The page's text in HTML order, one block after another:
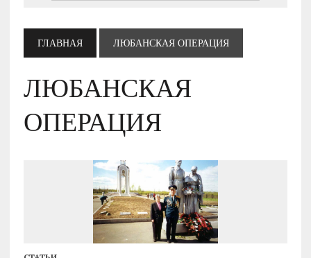
ГЛАВНАЯ ЛЮБАНСКАЯ ОПЕРАЦИЯ
ЛЮБАНСКАЯ
ОПЕРАЦИЯ